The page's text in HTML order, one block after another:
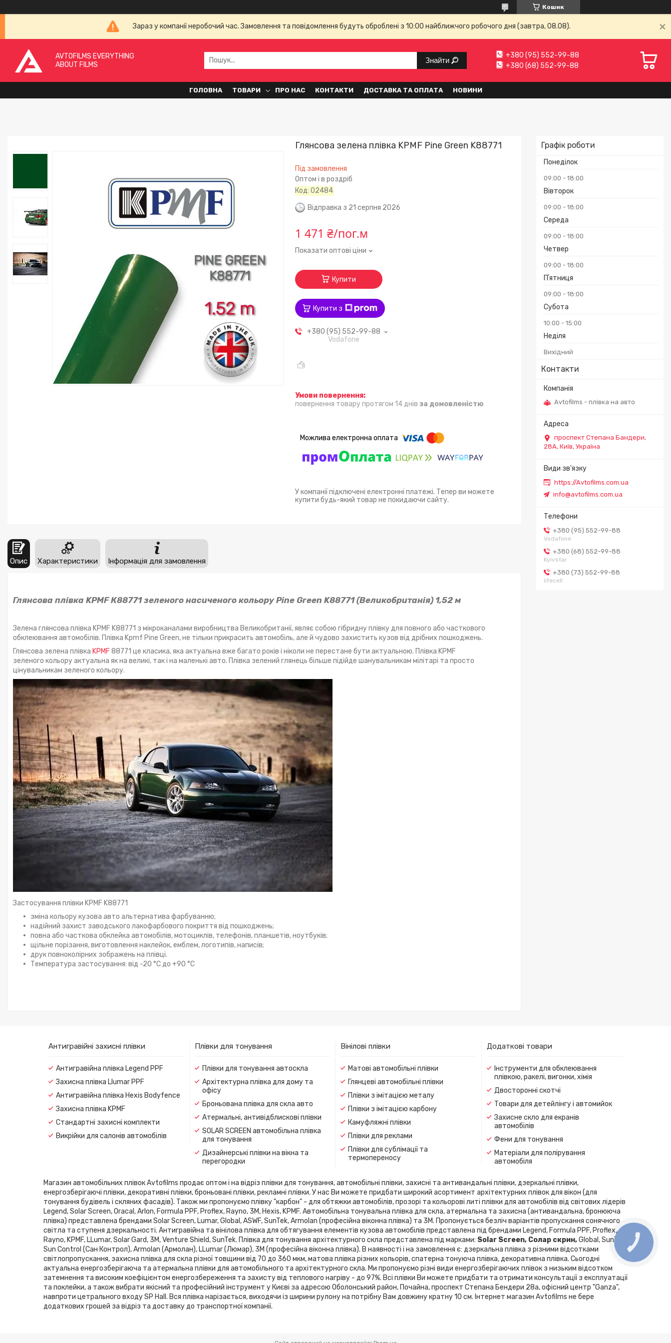
Кошик
Зараз у компанії неробочий час. Замовлення та повідомлення будуть оброблені з 10:00 найближчого робочого дня (завтра, 08.08).
AVTOFILMS EVERYTHING
ABOUT FILMS
Знайти
+380 (95) 552-99-88
+380 (68) 552-99-88
ГОЛОВНА ТОВАРИ ПРО НАС КОНТАКТИ ДОСТАВКА ТА ОПЛАТА НОВИНИ
Графік роботи
Понеділок
09:00 18:00
Вівторок
09:00 18:00
Середа
09:00 18:00
Четвер
09:00 18:00
Пʼятниця
09:00 18:00
Субота
10:00 15:00
Неділя
Вихідний
Контакти
Avtofilms - плівка на авто
проспект Степана Бандери,
28А, Київ, Україна
https://Avtofilms.com.ua
info@avtofilms.com.ua
+380 (95) 552-99-88
Vodafone
+380 (68) 552-99-88
Kyivstar
+380 (73) 552-99-88
lifecell
Глянсова зелена плівка KPMF Pine Green K88771
Під замовлення
Оптом і в роздріб
Код:02484
Відправка з 21 серпня 2026
1 471 ₴/пог.м
Показати оптові ціни
Купити
Купити з
+380 (95) 552-99-88
Vodafone
повернення товару протягом 14 днів за домовленістю
У компанії підключені електронні платежі. Тепер ви можете
купити будь-який товар не покидаючи сайту.
Опис Характеристики Інформація для замовлення
Глянсова плівка KPMF К88771 зеленого насиченого кольору Pine Green K88771 (Великобританія) 1,52 м
Зелена глянсова плівка KPMF K88771 з мікроканалами виробництва Великобританії, являє собою гібридну плівку для повного або часткового
обклеювання автомобілів. Плівка Kpmf Pine Green, не тільки прикрасить автомобіль, але й чудово захистить кузов від дрібних пошкоджень.
Глянсова зелена плівка KPMF 88771 це класика, яка актуальна вже багато років і ніколи не перестане бути актуальною. Плівка KPMF
зеленого кольору актуальна як на великі, так і на маленькі авто. Плівка зелений глянець більше підійде шанувальникам мілітарі та просто
цінувальникам зеленого кольору.
Застосування плівки KPMF K88771
зміна кольору кузова авто альтернатива фарбуванню;
надійний захист заводського лакофарбового покриття від пошкоджень;
повна або часткова обклейка автомобілів, мотоциклів, телефонів, планшетів, ноутбуків;
щільне порізання, виготовлення наклейок, емблем, логотипів, написів;
друк повноколірних зображень на плівці.
Температура застосування: від -20 °C до +90 °C
Антигравійні захисні плівки
Антигравійна плівка Legend PPF
Захисна плівка Llumar PPF
Антигравійна плівка Hexis Bodyfence
Захисна плівка KPMF
Стандартні захисні комплекти
Викрійки для салонів автомобілів
Плівки для тонування
Плівки для тонування автоскла
Архітектурна плівка для дому та
офісу
Броньована плівка для скла авто
Атермальні, антивідблискові плівки
SOLAR SCREEN автомобільна плівка
для тонування
Дизайнерські плівки на вікна та
перегородки
Вінілові плівки
Матові автомобільні плівки
Глянцеві автомобільні плівки
Плівки з імітацією металу
Плівки з імітацією карбону
Камуфляжні плівки
Плівки для реклами
Плівки для сублімації та
термопереносу
Додаткові товари
Інструменти для обклеювання
плівкою, ракелі, вигонки, хімія
Двосторонні скотчі
Товари для детейлінгу і автомийок
Захисне скло для екранів
автомобілів
Фени для тонування
Матеріали для полірування
автомобіля
Магазин автомобільних плівок Avtofilms продає оптом і на відріз плівки для тонування, автомобільні плівки, захисні та антивандальні плівки, дзеркальні плівки,
енергозберігаючі плівки, декоративні плівки, броньовані плівки, рекламні плівки. У нас Ви можете придбати широкий асортимент архітектурних плівок для вікон (для
тонування будівель і скляних фасадів). Також ми пропонуємо плівку "карбон" - для обтяжки автомобілів, прозорі та кольорові литі плівки для автомобілів від світових лідерів
Legend, Solar Screen, Oracal, Arlon, Formula PPF, Proflex, Rayno, 3М, Hexis, KPMF. Автомобільна тонувальна плівка для скла, атермальна та захисна (антивандальна, бронююча
плівка) представлена ​​брендами Solar Screen, Lumar, Global, ASWF, SunTek, Armolan (професійна віконна плівка) та 3М. Пропонується безліч варіантів пропускання сонячного
світла та ступеня дзеркальності. Антигравійна та вінілова плівка для обтягування елементів кузова автомобілів представлена ​​під брендами Legend, Formula PPF, Proflex,
Rayno, KPMF, LLumar, Solar Gard, 3M, Venture Shield, SunTek. Плівка для тонування архітектурного скла представлена ​​під марками: Solar Screen, Cолар скрин,Global, SunTek,
Sun Control (Сан Контрол), Armolan (Армолан), LLumar (Люмар), 3М (професійна віконна плівка). В наявності і на замовлення є: дзеркальна плівка з різними відсотками
світлопропускання, захисна плівка для скла різної товщини від 70 до 360 мкм, матова плівка різних кольорів, спатерна тонуюча плівка, декоративна плівка. Сьогодні
актуальна енергозберігаюча та атермальна плівки для автомобільного та архітектурного скла. Ми пропонуємо різні види енергозберігаючих плівок з низьким відсотком
затемнення та високим коефіцієнтом енергозбереження та захисту від теплового нагріву - до 97%. Всі плівки Ви можете придбати та отримати консультації з експлуатації
та поклейки, а також вибрати якісний та професійний інструмент у Києві за адресою Оболонський район, Почайна, проспект Степана Бендери 28а, офісний центр "Ganza",
навпроти цетрального входу SP Hаll. Вся плівка нарізається, виходячи із ширини рулону на потрібну Вам довжину кратну 10 см. Інтернет магазин Avtofilms не бере
додаткових грошей за відріз та доставку до транспортної компанії.